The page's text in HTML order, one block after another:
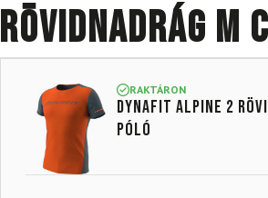
rövidnadrág M
RAKTÁRON
DYNAFIT Alpine 2
póló